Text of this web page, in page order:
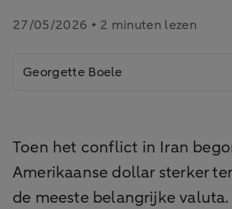
27/05/2026 • 2 minuten lezen
Georgette Boele
Toen het conflict in Iran
Amerikaanse dollar sterker
de meeste belangrijke valuta.